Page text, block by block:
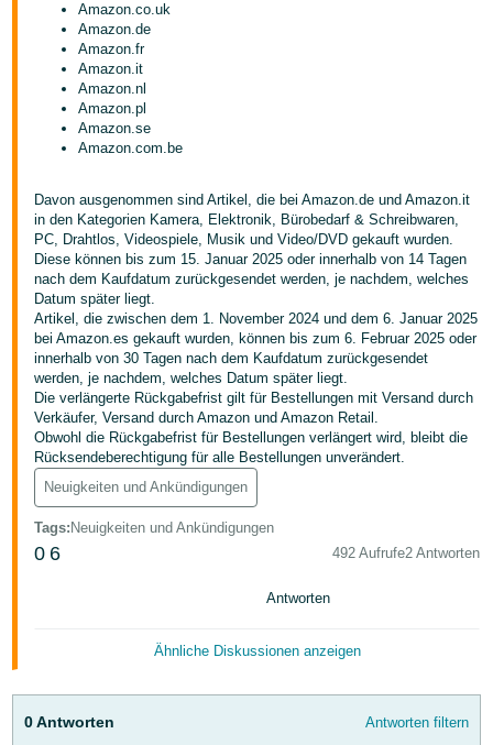
Deutsch
Türk
- TR
Deutsch
- DE
- ES
Français
- FR
Italiano
- IT
日
本
語
-
JP
한
Anmelden
Registrieren
Amazon.co.uk
Amazon.de
Amazon.fr
Amazon.it
Amazon.nl
Amazon.pl
Amazon.se
Amazon.com.be
Davon ausgenommen sind Artikel, die bei Amazon.de und Amazon.it
in den Kategorien Kamera, Elektronik, Bürobedarf & Schreibwaren,
PC, Drahtlos, Videospiele, Musik und Video/DVD gekauft wurden.
Diese können bis zum 15. Januar 2025 oder innerhalb von 14 Tagen
nach dem Kaufdatum zurückgesendet werden, je nachdem, welches
Datum später liegt.
Artikel, die zwischen dem 1. November 2024 und dem 6. Januar 2025
bei Amazon.es gekauft wurden, können bis zum 6. Februar 2025 oder
innerhalb von 30 Tagen nach dem Kaufdatum zurückgesendet
werden, je nachdem, welches Datum später liegt.
Die verlängerte Rückgabefrist gilt für Bestellungen mit Versand durch
Verkäufer, Versand durch Amazon und Amazon Retail.
Obwohl die Rückgabefrist für Bestellungen verlängert wird, bleibt die
Rücksendeberechtigung für alle Bestellungen unverändert.
Neuigkeiten und Ankündigungen
Tags: Neuigkeiten und Ankündigungen
0 6 492 Aufrufe2 Antworten
Antworten
Ähnliche Diskussionen anzeigen
0 Antworten Antworten filtern